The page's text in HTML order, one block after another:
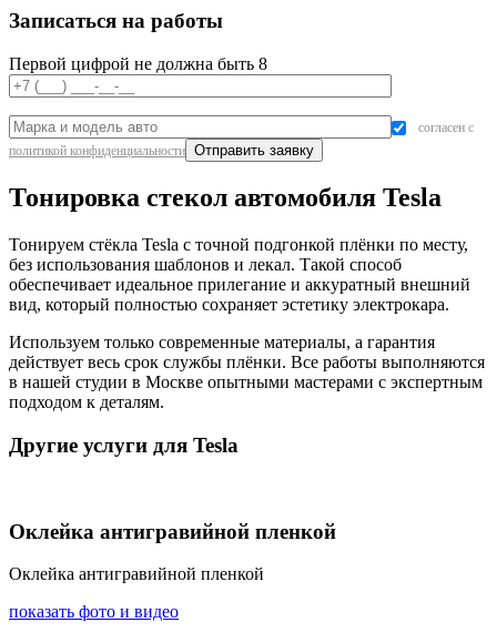
Записаться на работы
Первой цифрой не должна быть 8
согласен с
политикой конфиденциальности
Тонировка стекол автомобиля Tesla
Тонируем стёкла Tesla с точной подгонкой плёнки по месту,
без использования шаблонов и лекал. Такой способ
обеспечивает идеальное прилегание и аккуратный внешний
вид, который полностью сохраняет эстетику электрокара.
Используем только современные материалы, а гарантия
действует весь срок службы плёнки. Все работы выполняются
в нашей студии в Москве опытными мастерами с экспертным
подходом к деталям.
Другие услуги для Tesla
Оклейка антигравийной пленкой
Оклейка антигравийной пленкой
показать фото и видео